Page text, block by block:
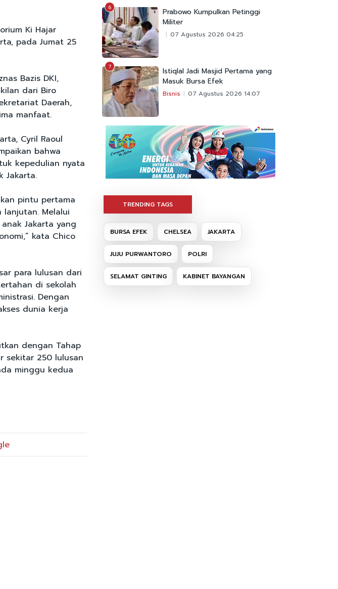
Ki Hajar
pada Jumat 25
Bazis DKI,
dari Biro
Daerah,
manfaat.
Cyril Raoul
bahwa
kepedulian nyata
Jakarta.
pintu pertama
Melalui
Jakarta yang
kata Chico
para lulusan dari
di sekolah
Dengan
dunia kerja
dengan Tahap
sekitar 250 lulusan
minggu kedua
6
Prabowo Kumpulkan Petinggi
Militer
07 Agustus 2026 04:25
7
Istiqlal Jadi Masjid Pertama yang
Masuk Bursa Efek
Bisnis 07 Agustus 2026 14:07
TRENDING TAGS
BURSA EFEK CHELSEA JAKARTA
JUJU PURWANTORO POLRI
SELAMAT GINTING KABINET BAYANGAN